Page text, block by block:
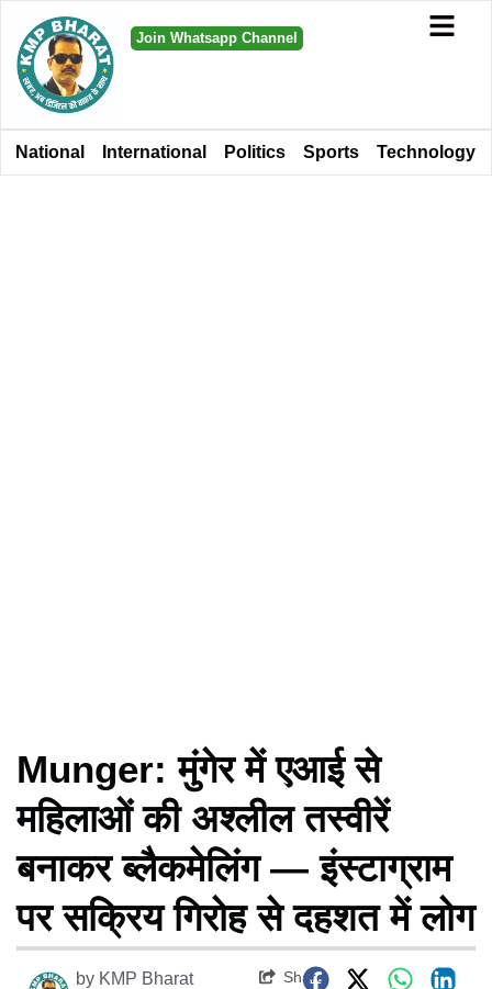
Join Whatsapp Channel
National International Politics Sports Technology
Munger: मुंगेर में एआई से
महिलाओं की अश्लील तस्वीरें
बनाकर ब्लैकमेलिंग — इंस्टाग्राम
पर सक्रिय गिरोह से दहशत में लोग
by KMP Bharat
Share